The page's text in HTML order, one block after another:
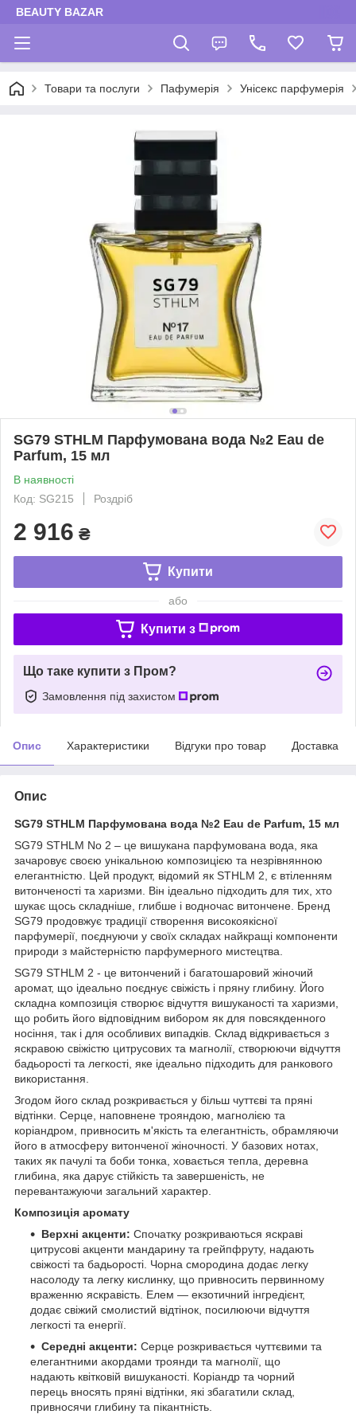
BEAUTY BAZAR
Товари та послуги Пафумерія Унісекс парфумерія
SG79 STHLM Парфумована вода №2 Eau de
Parfum, 15 мл
В наявності
Код: SG215
Роздріб
2 916 ₴
Купити
або
Купити з
Що таке купити з Пром?
Замовлення під захистом
Опис Характеристики Відгуки про товар Доставка
Опис
SG79 STHLM Парфумована вода №2 Eau de Parfum, 15 мл
SG79 STHLM No 2 – це вишукана парфумована вода, яка
зачаровує своєю унікальною композицією та незрівнянною
елегантністю. Цей продукт, відомий як STHLM 2, є втіленням
витонченості та харизми. Він ідеально підходить для тих, хто
шукає щось складніше, глибше і водночас витончене. Бренд
SG79 продовжує традиції створення високоякісної
парфумерії, поєднуючи у своїх складах найкращі компоненти
природи з майстерністю парфумерного мистецтва.
SG79 STHLM 2 - це витончений і багатошаровий жіночий
аромат, що ідеально поєднує свіжість і пряну глибину. Його
складна композиція створює відчуття вишуканості та харизми,
що робить його відповідним вибором як для повсякденного
носіння, так і для особливих випадків. Склад відкривається з
яскравою свіжістю цитрусових та магнолії, створюючи відчуття
бадьорості та легкості, яке ідеально підходить для ранкового
використання.
Згодом його склад розкривається у більш чуттєві та пряні
відтінки. Серце, наповнене трояндою, магнолією та
коріандром, привносить м'якість та елегантність, обрамляючи
його в атмосферу витонченої жіночності. У базових нотах,
таких як пачулі та боби тонка, ховається тепла, деревна
глибина, яка дарує стійкість та завершеність, не
перевантажуючи загальний характер.
Композиція аромату
Верхні акценти: Спочатку розкриваються яскраві
цитрусові акценти мандарину та грейпфруту, надають
свіжості та бадьорості. Чорна смородина додає легку
насолоду та легку кислинку, що привносить первинному
враженню яскравість. Елем — екзотичний інгредієнт,
додає свіжий смолистий відтінок, посилюючи відчуття
легкості та енергії.
Середні акценти: Серце розкривається чуттєвими та
елегантними акордами троянди та магнолії, що
надають квітковій вишуканості. Коріандр та чорний
перець вносять пряні відтінки, які збагатили склад,
привносячи глибину та пікантність.